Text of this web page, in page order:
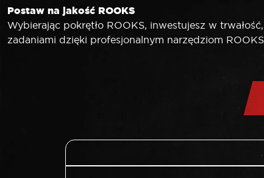
Postaw na jakość ROOKS
Wybierając pokrętło ROOKS, inwestujesz w
zadaniami dzięki profesjonalnym narzędziom ROOKS.